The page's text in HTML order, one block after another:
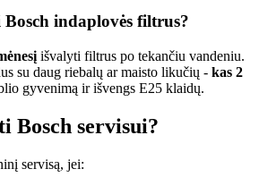
indaplovės filtrus?
išvalyti filtrus po tekančiu vandeniu.
su daug riebalų ar maisto likučių - kas 2
gyvenimą ir išvengs E25 klaidų.
Bosch servisui?
servisą, jei: